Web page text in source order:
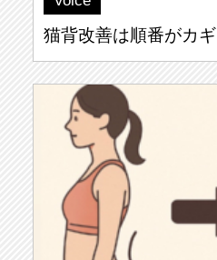
猫背改善は順番がカギ